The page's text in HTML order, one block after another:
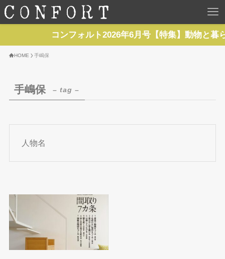
HOME
NEWS
Contact Us
コンフォルト2026年6月号【特集】動物と
HOME 手嶋保
手嶋保 – tag –
人物名